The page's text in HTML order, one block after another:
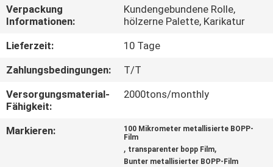
KONTAKT
UNS
NEUIGKEITEN
Verpackung
Informationen:
Kundengebundene Rolle,
hölzerne Palette, Karikatur
Lieferzeit:
10 Tage
Zahlungsbedingungen:
T/T
Versorgungsmaterial-
Fähigkeit:
2000tons/monthly
Markieren:
100 Mikrometer metallisierte BOPP-
Film
, transparenter bopp Film,
Bunter metallisierter BOPP-Film